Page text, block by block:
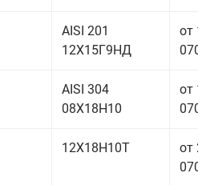
AISI 201
12Х15Г9НД
от
AISI 304
08Х18Н10
от
12Х18Н10Т
от